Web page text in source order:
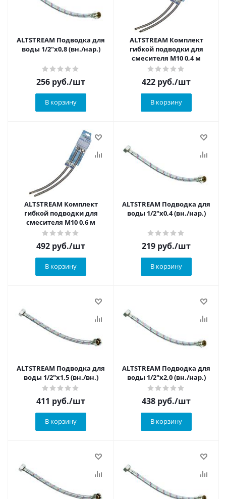
ALTSTREAM Подводка для
воды 1/2"x0,8 (вн./нар.)
256 руб./шт
В корзину
ALTSTREAM Комплект
гибкой подводки для
смесителя М10 0,4 м
422 руб./шт
В корзину
ALTSTREAM Комплект
гибкой подводки для
смесителя М10 0,6 м
492 руб./шт
В корзину
ALTSTREAM Подводка для
воды 1/2"x0,4 (вн./нар.)
219 руб./шт
В корзину
ALTSTREAM Подводка для
воды 1/2"x1,5 (вн./вн.)
411 руб./шт
В корзину
ALTSTREAM Подводка для
воды 1/2"x2,0 (вн./нар.)
438 руб./шт
В корзину